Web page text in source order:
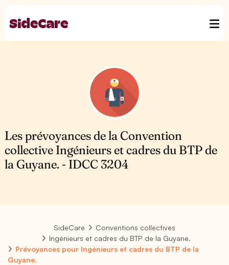
Les prévoyances de la Convention
collective Ingénieurs et cadres du BTP de
la Guyane. - IDCC 3204
SideCare
Conventions collectives
Ingénieurs et cadres du BTP de la Guyane.
Prévoyances pour Ingénieurs et cadres du BTP de la
Guyane.